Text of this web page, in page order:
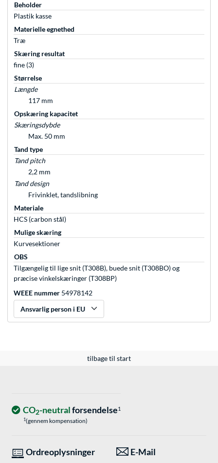
Beholder
Plastik kasse
Materielle egnethed
Træ
Skæring resultat
fine (3)
Størrelse
Længde
117 mm
Opskæring kapacitet
Skæringsdybde
Max. 50 mm
Tand type
Tand pitch
2,2 mm
Tand design
Frivinklet, tandslibning
Materiale
HCS (carbon stål)
Mulige skæring
Kurvesektioner
OBS
Tilgængelig til lige snit (T308B), buede snit (T308BO) og
præcise vinkelskæringer (T308BP)
WEEE nummer 54978142
Ansvarlig person i EU
tilbage til start
CO2-neutralforsendelse1
1(gennem kompensation)
Ordreoplysninger E-Mail